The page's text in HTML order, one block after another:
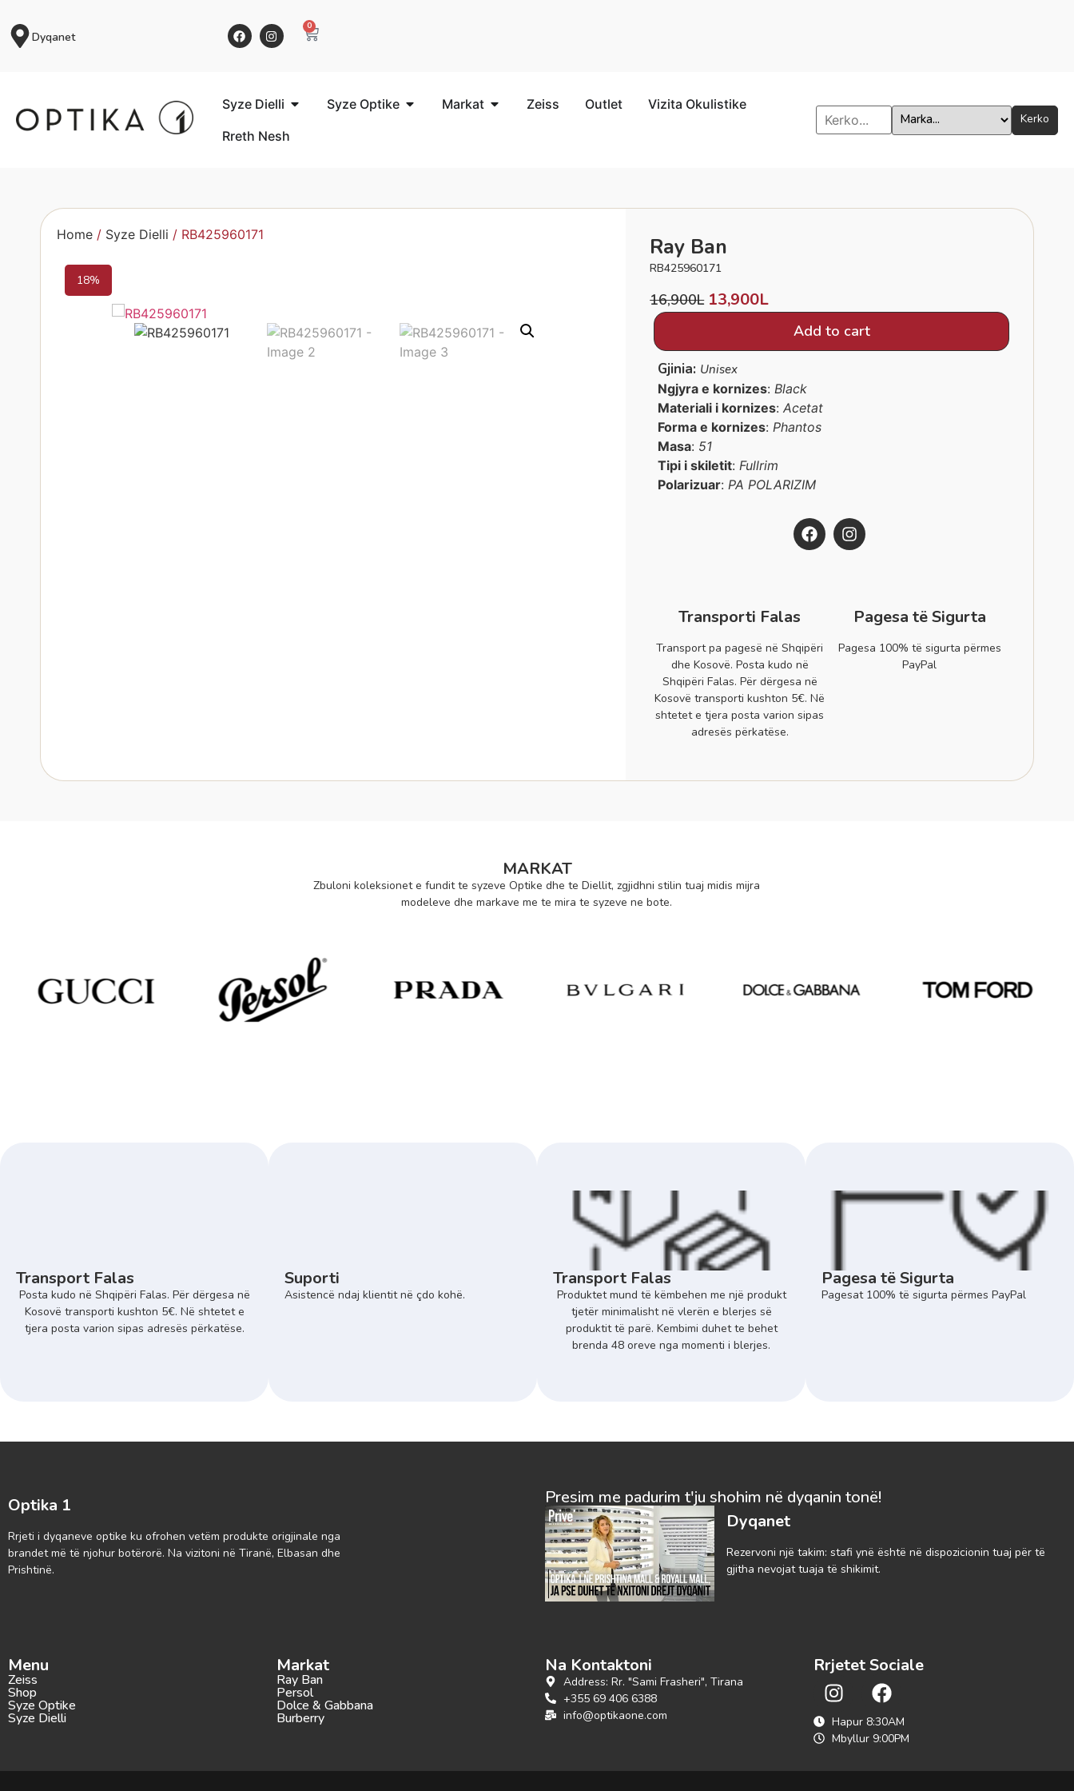
Dyqanet
0
Syze Dielli Syze Optike Markat Zeiss Outlet
Vizita Okulistike
Rreth Nesh
Kerko
Home / Syze Dielli / RB425960171
18%
Ray Ban
RB425960171
16,900L 13,900L
Add to cart
Gjinia: Unisex
Ngjyra e kornizes:Black
Materiali i kornizes:Acetat
Forma e kornizes:Phantos
Masa: 51
Tipi i skiletit:Fullrim
Polarizuar:PA POLARIZIM
Transporti Falas
Transport pa pagesë në Shqipëri
dhe Kosovë. Posta kudo në
Shqipëri Falas. Për dërgesa në
Kosovë transporti kushton 5€. Në
shtetet e tjera posta varion sipas
adresës përkatëse.
Pagesa të Sigurta
Pagesa 100% të sigurta përmes
PayPal
MARKAT
Zbuloni koleksionet e fundit te syzeve Optike dhe te Diellit, zgjidhni stilin tuaj midis mijra
modeleve dhe markave me te mira te syzeve ne bote.
Transport Falas
Posta kudo në Shqipëri Falas. Për dërgesa në
Kosovë transporti kushton 5€. Në shtetet e
tjera posta varion sipas adresës përkatëse.
Suporti
Asistencë ndaj klientit në çdo kohë.
Transport Falas
Produktet mund të këmbehen me një produkt
tjetër minimalisht në vlerën e blerjes së
produktit të parë. Kembimi duhet te behet
brenda 48 oreve nga momenti i blerjes.
Pagesa të Sigurta
Pagesat 100% të sigurta përmes PayPal
Optika 1
Rrjeti i dyqaneve optike ku ofrohen vetëm produkte origjinale nga
brandet më të njohur botërorë. Na vizitoni në Tiranë, Elbasan dhe
Prishtinë.
Presim me padurim t'ju shohim në dyqanin tonë!
Dyqanet
Rezervoni një takim: stafi ynë është në dispozicionin tuaj për të
gjitha nevojat tuaja të shikimit.
Menu
Zeiss
Shop
Syze Optike
Syze Dielli
Markat
Ray Ban
Persol
Dolce & Gabbana
Burberry
Na Kontaktoni
Address: Rr. "Sami Frasheri", Tirana
+355 69 406 6388
info@optikaone.com
Rrjetet Sociale
Hapur 8:30AM
Mbyllur 9:00PM